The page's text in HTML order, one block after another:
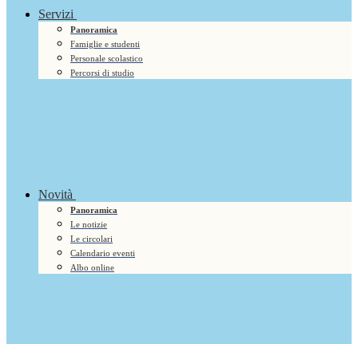
Servizi
Panoramica
Famiglie e studenti
Personale scolastico
Percorsi di studio
Novità
Panoramica
Le notizie
Le circolari
Calendario eventi
Albo online